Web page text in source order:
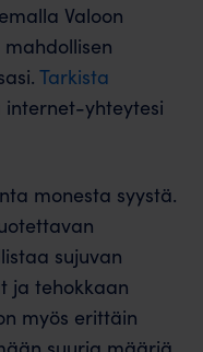
Valoon
Tarkista
yhteytesi
monesta syystä.
sujuvan
ja tehokkaan
myös erittäin